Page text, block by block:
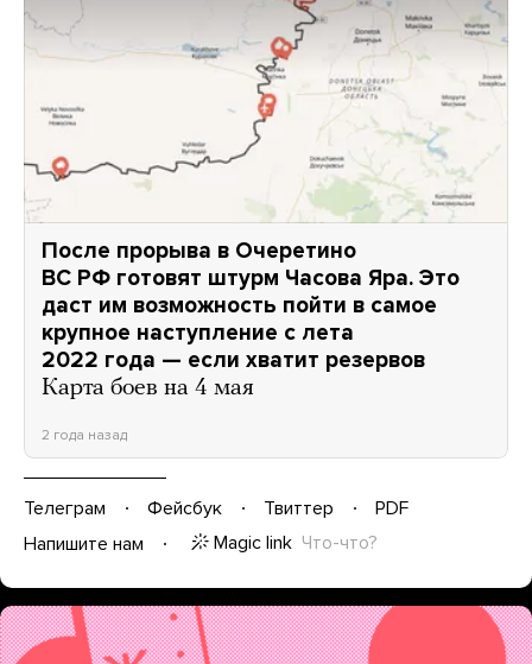
После прорыва в Очеретино
ВС РФ готовят штурм Часова Яра. Это
даст им возможность пойти в самое
крупное наступление с лета
2022 года — если хватит резервов
Карта боев на 4 мая
2 года назад
Телеграм Фейсбук Твиттер
PDF
Напишите нам
Magic link Что-что?